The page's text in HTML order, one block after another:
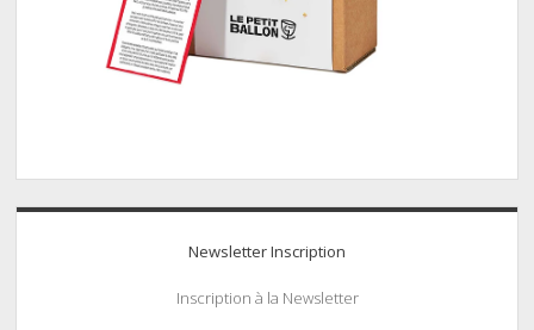
Newsletter Inscription
Inscription à la Newsletter